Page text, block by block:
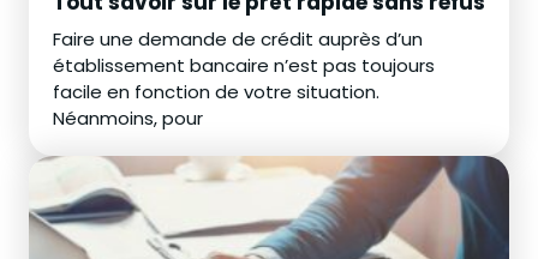
Faire une demande de crédit auprès d’un
établissement bancaire n’est pas toujours
facile en fonction de votre situation.
Néanmoins, pour